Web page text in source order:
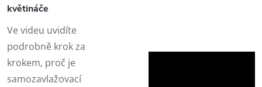
květináče
Ve videu uvidíte
podrobně krok za
krokem, proč je
samozavlažovací